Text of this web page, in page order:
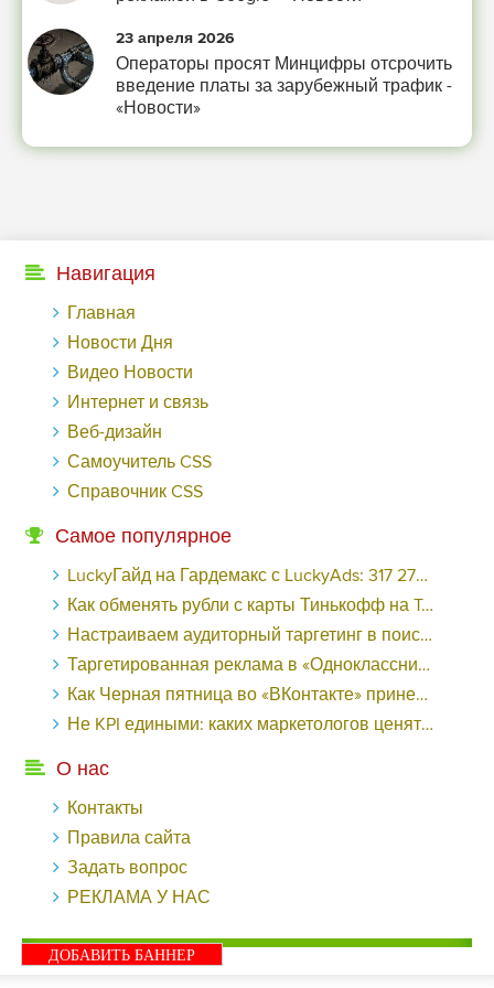
-- Люблю давать советы и очень не люблю, когда их дают мне.
23 апреля 2026
Операторы просят Минцифры отсрочить
введение платы за зарубежный трафик -
«Новости»
Навигация
Главная
Новости Дня
Видео Новости
Интернет и связь
Веб-дизайн
Самоучитель CSS
Справочник CSS
Самое популярное
LuckyГайд на Гардемакс с LuckyAds: 317 279 рублей за 10 дней - «Надо знать»
Как обменять рубли с карты Тинькофф на Tether ERC20 (USDT)?
Настраиваем аудиторный таргетинг в поисковой кампании Google Ads - «Заработок»
Таргетированная реклама в «Одноклассниках»: как ее настроить и нужно ли - «Заработок»
Как Черная пятница во «ВКонтакте» принесла магазину подарков 221 продажу по цене 38 рублей - «Заработок»
Не KPI едиными: каких маркетологов ценят - «Заработок»
О нас
Контакты
Правила сайта
Задать вопрос
РЕКЛАМА У НАС
ДОБАВИТЬ БАННЕР